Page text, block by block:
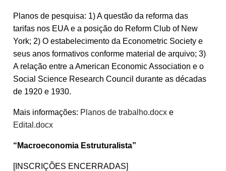
Planos de pesquisa: 1) A questão da reforma das
tarifas nos EUA e a posição do Reform Club of New
York; 2) O estabelecimento da Econometric Society e
seus anos formativos conforme material de arquivo; 3)
A relação entre a American Economic Association e o
Social Science Research Council durante as décadas
de 1920 e 1930.
Mais informações: Planos de trabalho.docx e
Edital.docx
“Macroeconomia Estruturalista”
[INSCRIÇÕES ENCERRADAS]